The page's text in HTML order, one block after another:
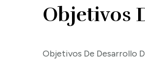
Objetivos
Objetivos De Desarrollo